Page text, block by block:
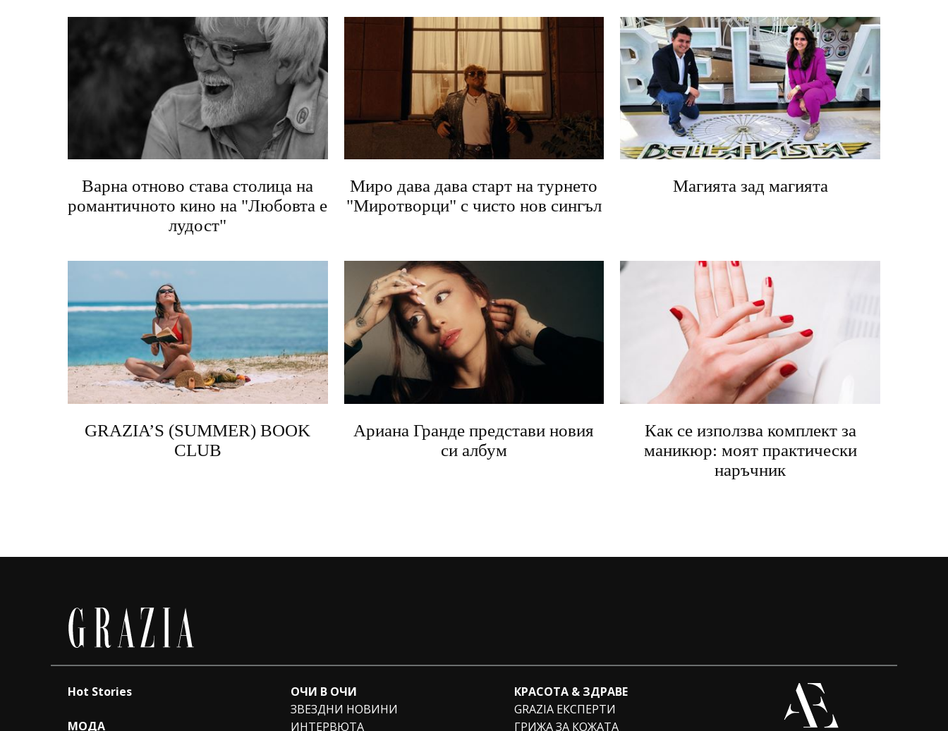
Варна отново става столица на
романтичното кино на "Любовта е
лудост"
Миро дава дава старт на турнето
"Миротворци" с чисто нов сингъл
Магията зад магията
GRAZIA’S (SUMMER) BOOK
CLUB
Ариана Гранде представи новия
си албум
Как се използва комплект за
маникюр: моят практически
наръчник
Hot Stories
МОДА
ОЧИ В ОЧИ
ЗВЕЗДНИ НОВИНИ
ИНТЕРВЮТА
КРАСОТА & ЗДРАВЕ
GRAZIA ЕКСПЕРТИ
ГРИЖА ЗА КОЖАТА